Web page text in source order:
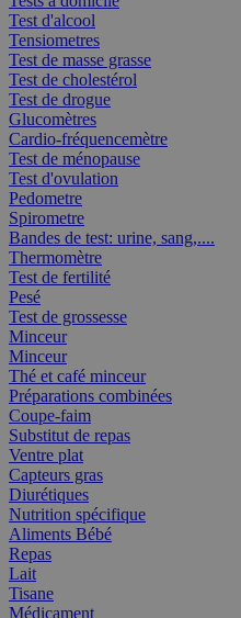
Test d'alcool
Tensiometres
Test de masse grasse
Test de cholestérol
Test de drogue
Glucomètres
Cardio-fréquencemètre
Test de ménopause
Test d'ovulation
Pedometre
Spirometre
Bandes de test: urine, sang,....
Thermomètre
Test de fertilité
Pesé
Test de grossesse
Minceur
Minceur
Thé et café minceur
Préparations combinées
Coupe-faim
Substitut de repas
Ventre plat
Capteurs gras
Diurétiques
Nutrition spécifique
Aliments Bébé
Repas
Lait
Tisane
Médicament